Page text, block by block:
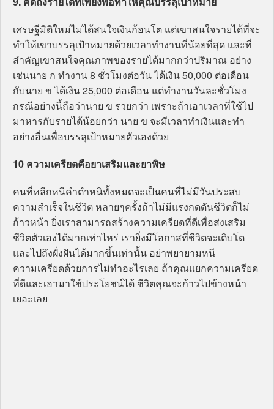
เศรษฐีมิติใหม่ไม่ได้สนใจเงินก้อนโต แต่เขาสนใจรายได้ที่จะ
ทำให้เขาบรรลุเป้าหมายด้วยเวลาทำงานที่น้อยที่สุด และที่
สำคัญเขาสนใจคุณภาพของรายได้มากกว่าปริมาณ อย่าง
เช่นนาย ก ทำงาน 8 ชั่วโมงต่อวัน ได้เงิน 50,000 ต่อเดือน
กับนาย ข ได้เงิน 25,000 ต่อเดือน แต่ทำงานวันละชั่วโมง
กรณีอย่างนี้ถือว่านาย ข รวยกว่า เพราะถ้าเอาเวลาที่ใช้ไป
มาหารกับรายได้น้อยกว่า นาย ข จะมีเวลาทำเงินและทำ
อย่างอื่นเพื่อบรรลุเป้าหมายตัวเองด้วย
10 ความเครียดคือยาเสริมและยาพิษ
คนที่หลีกหนีคำตำหนิทั้งหมดจะเป็นคนที่ไม่มีวันประสบ
ความสำเร็จในชีวิต หลายๆครั้งถ้าไม่มีแรงกดดันชีวิตก็ไม่
ก้าวหน้า ยิ่งเราสามารถสร้างความเครียดที่ดีเพื่อส่งเสริม
ชีวิตตัวเองได้มากเท่าไหร่ เรายิ่งมีโอกาสที่ชีวิตจะเติบโต
และไปถึงฝั่งฝันได้มากขึ้นเท่านั้น อย่าพยายามหนี
ความเครียดด้วยการไม่ทำอะไรเลย ถ้าคุณแยกความเครียด
ที่ดีและเอามาใช้ประโยชน์ได้ ชีวิตคุณจะก้าวไปข้างหน้า
เยอะเลย